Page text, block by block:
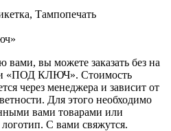
Тампопечать
вы можете заказать без на
и «ПОД КЛЮЧ». Стоимость
через менеджера и зависит от
Для этого необходимо
вами товарами или
С вами свяжутся.